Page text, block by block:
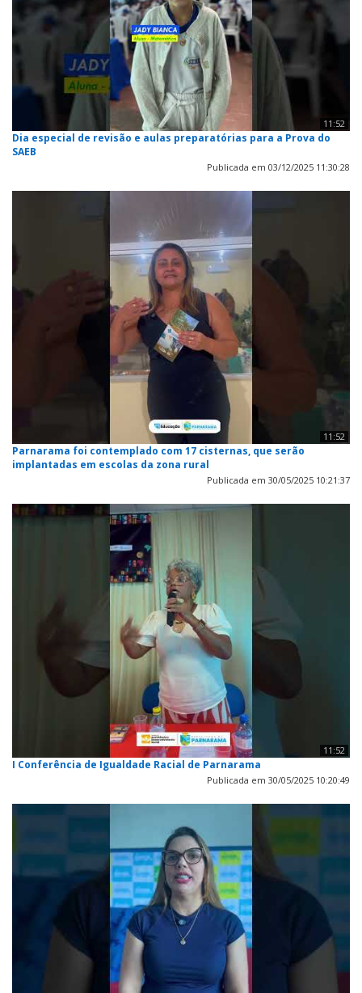
11:52
Dia especial de revisão e aulas preparatórias para a Prova do
SAEB
Publicada em 03/12/2025 11:30:28
11:52
Parnarama foi contemplado com 17 cisternas, que serão
implantadas em escolas da zona rural
Publicada em 30/05/2025 10:21:37
11:52
I Conferência de Igualdade Racial de Parnarama
Publicada em 30/05/2025 10:20:49